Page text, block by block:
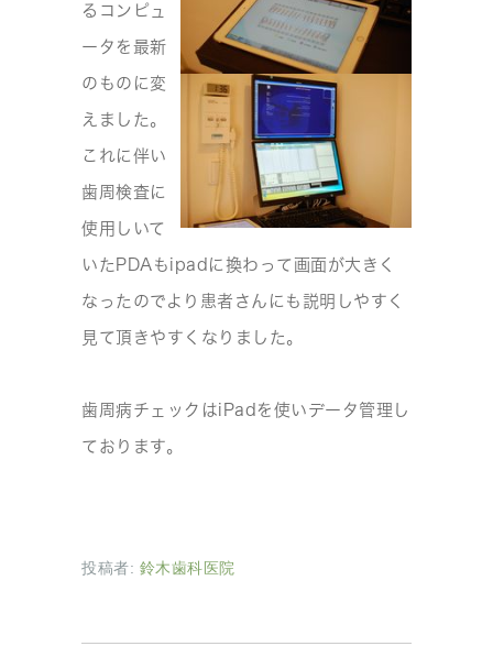
るコンピュ
ータを最新
のものに変
えました。
これに伴い
歯周検査に
使用しいて
いたPDAもipadに換わって画面が大きく
なったのでより患者さんにも説明しやすく
見て頂きやすくなりました。
歯周病チェックはiPadを使いデータ管理し
ております。
投稿者: 鈴木歯科医院